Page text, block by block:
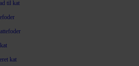
til kat
kat